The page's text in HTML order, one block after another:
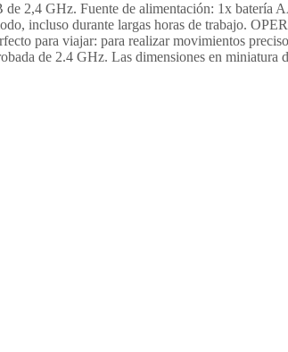
2,4 GHz. Fuente de alimentación: 1x
incluso durante largas horas de trabajo.
para viajar: para realizar movimientos
de 2.4 GHz. Las dimensiones en miniatura